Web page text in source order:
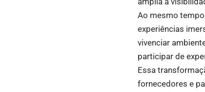
Ao mesmo
experiências
vivenciar
participar de
Essa
fornecedores e